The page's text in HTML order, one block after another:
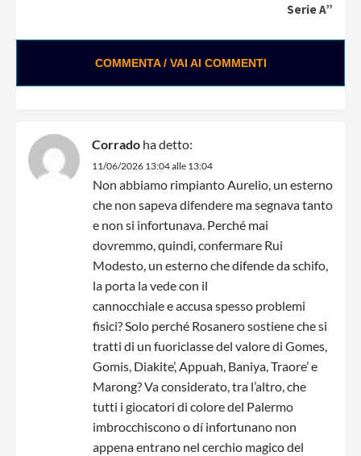
Serie A”
COMMENTA / VAI AI COMMENTI
Corrado ha detto:
11/06/2026 13:04 alle 13:04
Non abbiamo rimpianto Aurelio, un esterno
che non sapeva difendere ma segnava tanto
e non si infortunava. Perché mai
dovremmo, quindi, confermare Rui
Modesto, un esterno che difende da schifo,
la porta la vede con il
cannocchiale e accusa spesso problemi
fisici? Solo perché Rosanero sostiene che si
tratti di un fuoriclasse del valore di Gomes,
Gomis, Diakite’, Appuah, Baniya, Traore’ e
Marong? Va considerato, tra l’altro, che
tutti i giocatori di colore del Palermo
imbrocchiscono o dí infortunano non
appena entrano nel cerchio magico del